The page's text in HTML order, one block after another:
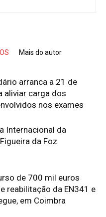
Mais do autor
arranca a 21 de
aliviar carga dos
nos exames
Internacional da
da Foz
de 700 mil euros
reabilitação da EN341 e
em Coimbra